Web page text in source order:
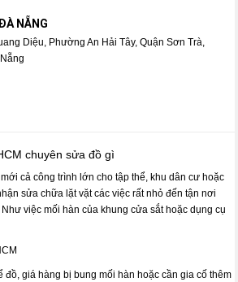
NẴNG
Diệu, Phường An Hải Tây, Quận Sơn Trà,
chuyên sửa đồ gì
cả công trình lớn cho tập thể, khu dân cư hoặc
sửa chữa lặt vặt các việc rất nhỏ đến tận nơi
việc mối hàn của khung cửa sắt hoặc dụng cụ
đồ, giá hàng bị bung mối hàn hoặc cần gia cố thêm